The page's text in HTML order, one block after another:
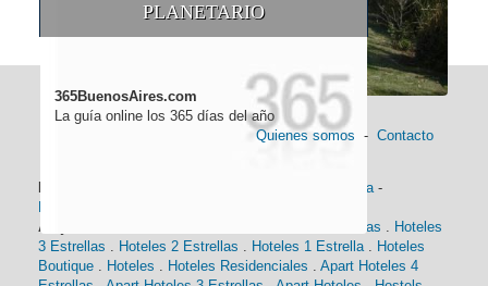
PLANETARIO
365BuenosAires.com
La guía online los 365 días del año
Quienes somos - Contacto
Historia-
Alojamiento:
Hoteles 4 Estrellas . Hoteles
3 Estrellas . Hoteles 2 Estrellas . Hoteles 1 Estrella. Hoteles
Boutique . Hoteles . Hoteles Residenciales . Apart Hoteles 4